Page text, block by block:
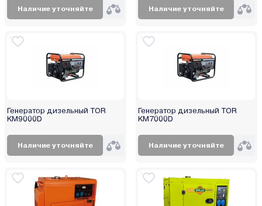
Рысь
Ударник
Энергомаш
Наличие уточняйте Наличие уточняйте
Генератор дизельный TOR
KM9000D
Наличие уточняйте
Генератор дизельный TOR
KM7000D
Наличие уточняйте